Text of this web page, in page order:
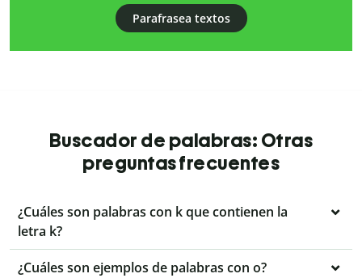
Parafrasea textos
Buscador de palabras: Otras
preguntas frecuentes
¿Cuáles son palabras con k que contienen la
letra k?
¿Cuáles son ejemplos de palabras con o?